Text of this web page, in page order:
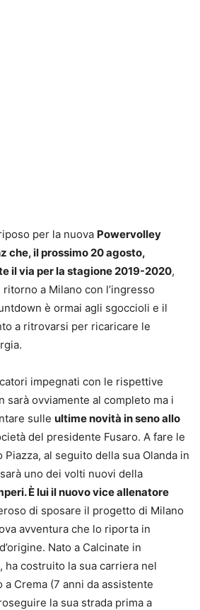
per la nuova Powervolley
che, il prossimo 20 agosto,
il via per la stagione 2019-2020,
a Milano con l’ingresso
è ormai agli sgoccioli e il
a ritrovarsi per ricaricare le
impegnati con le rispettive
sarà ovviamente al completo ma i
sulle ultime novità in seno allo
del presidente Fusaro. A fare le
al seguito della sua Olanda in
uno dei volti nuovi della
È lui il nuovo vice allenatore
di sposare il progetto di Milano
avventura che lo riporta in
Nato a Calcinate in
ha costruito la sua carriera nel
a Crema (7 anni da assistente
la sua strada prima a